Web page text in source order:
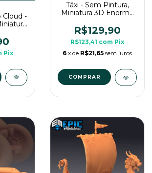
Cloud -
Pix
Táxi - Sem Pintura,
Miniatura 3D Enorme
R$129,90
R$123,41 com Pix
6 x de R$21,65 sem juros
COMPRAR